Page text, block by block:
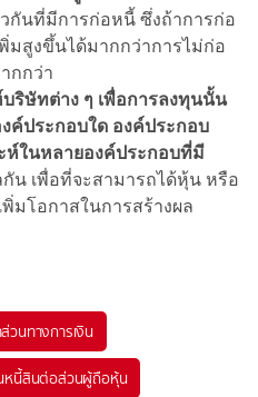
กันที่มีการก่อหนี้ ซึ่งถ้าการก่อ
มสูงขึ้นได้มากกว่าการไม่ก่อ
กกว่า
ริษัทต่าง ๆ เพื่อการลงทุนนั้น
ค์ประกอบใด องค์ประกอบ
ห์ในหลายองค์ประกอบที่มี
กัน เพื่อที่จะสามารถได้หุ้น หรือ
มโอกาสในการสร้างผล
วนทางการเงิน
หนี้สินต่อส่วนผู้ถือหุ้น